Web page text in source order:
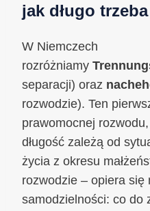
jak długo
W Niemczech
rozróżniamy
separacji) oraz
rozwodzie). Ten
prawomocnej
długość zależą od
życia z okresu
rozwodzie – opiera się
samodzielności: co do